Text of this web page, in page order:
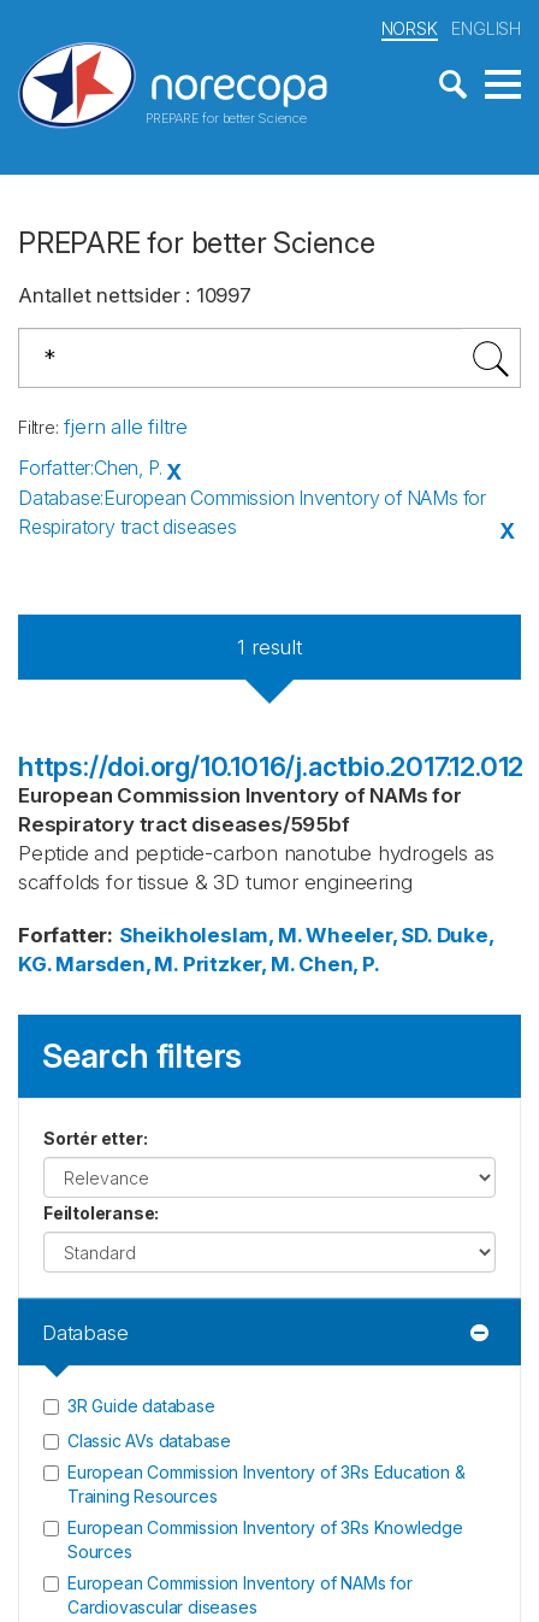
PREPARE for better Science
NORSK ENGLISH
PREPARE for better Science
Antallet nettsider: 10997
Filtre: fjern alle filtre
Forfatter:Chen, P. X
Database:European Commission Inventory of NAMs for
Respiratory tract diseases
X
1 result
https://doi.org/10.1016/j.actbio.2017.12.012
European Commission Inventory of NAMs for
Respiratory tract diseases/595bf
Peptide and peptide-carbon nanotube hydrogels as
scaffolds for tissue & 3D tumor engineering
Forfatter: Sheikholeslam, M.Wheeler, SD. Duke,
KG. Marsden, M. Pritzker, M. Chen, P.
Search filters
Sortér etter:
Feiltoleranse:
Database
3R Guide database
Classic AVs database
European Commission Inventory of 3Rs Education &
Training Resources
European Commission Inventory of 3Rs Knowledge
Sources
European Commission Inventory of NAMs for
Cardiovascular diseases